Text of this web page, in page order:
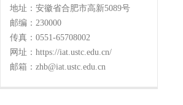
地址：安徽省合肥市高新5089号
邮编：230000
传真：0551-65708002
网址：https://iat.ustc.edu.cn/
邮箱：zhb@iat.ustc.edu.cn